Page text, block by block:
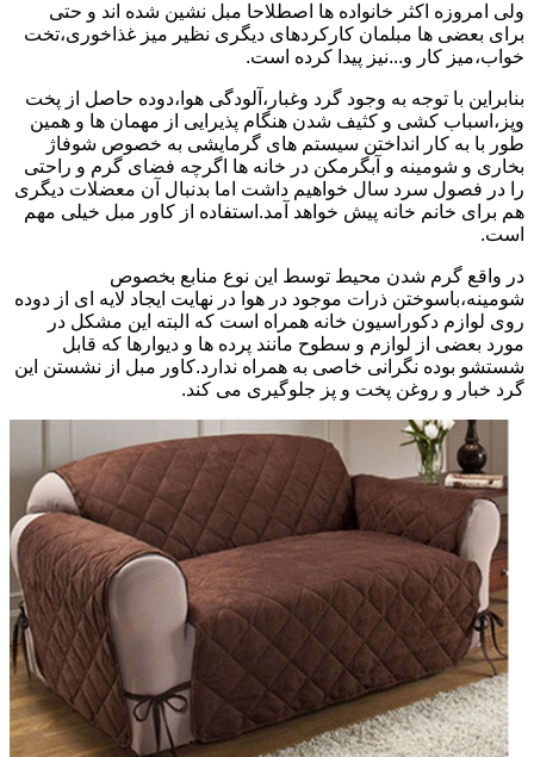
ولی امروزه اکثر خانواده ها اصطلاحا مبل نشین شده اند و حتی
برای بعضی ها مبلمان کارکردهای دیگری نظیر میز غذاخوری،تخت
خواب،میز کار و...نیز پیدا کرده است.
بنابراین با توجه به وجود گرد وغبار،آلودگی هوا،دوده حاصل از پخت
وپز،اسباب کشی و کثیف شدن هنگام پذیرایی از مهمان ها و همین
طور با به کار انداختن سیستم های گرمایشی به خصوص شوفاژ
بخاری و شومینه و آبگرمکن در خانه ها اگرچه فضای گرم و راحتی
را در فصول سرد سال خواهیم داشت اما بدنبال آن معضلات دیگری
هم برای خانم خانه پیش خواهد آمد.استفاده از کاور مبل خیلی مهم
است.
در واقع گرم شدن محیط توسط این نوع منابع بخصوص
شومینه،باسوختن ذرات موجود در هوا در نهایت ایجاد لایه ای از دوده
روی لوازم دکوراسیون خانه همراه است که البته این مشکل در
مورد بعضی از لوازم و سطوح مانند پرده ها و دیوارها که قابل
شستشو بوده نگرانی خاصی به همراه ندارد.کاور مبل از نشستن این
گرد خبار و روغن پخت و پز جلوگیری می کند.